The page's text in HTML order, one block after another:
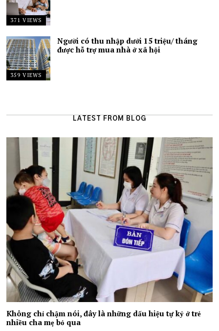
371 VIEWS
359 VIEWS
Người có thu nhập dưới 15 triệu/ tháng
được hỗ trợ mua nhà ở xã hội
LATEST FROM BLOG
Không chỉ chậm nói, đây là những dấu hiệu tự kỷ ở trẻ
nhiều cha mẹ bỏ qua